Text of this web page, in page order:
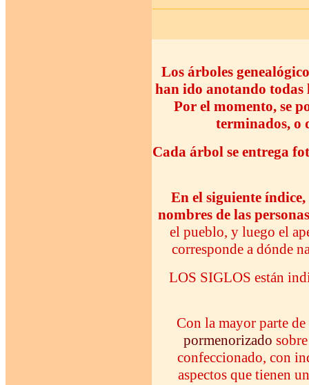
Los árboles
han ido anotando todas
Por el momento, se
terminados, o
Cada árbol se entrega
En el siguiente
nombres de las
el pueblo, y luego el
corresponde a dónde
LOS SIGLOS están
Con la mayor parte
pormenorizado
confeccionado, con
aspectos que tienen